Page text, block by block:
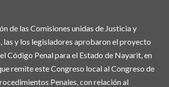
de las Comisiones unidas de Justicia y
las y los legisladores aprobaron el proyecto
Código Penal para el Estado de Nayarit, en
remite este Congreso local al Congreso de
Penales, con relación al